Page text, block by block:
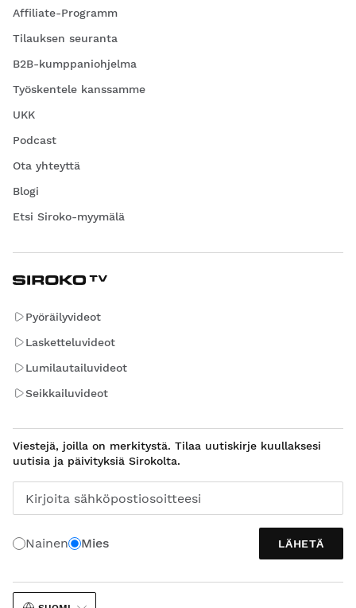
Affiliate-Programm
Tilauksen seuranta
B2B-kumppaniohjelma
Työskentele kanssamme
UKK
Podcast
Ota yhteyttä
Blogi
Etsi Siroko-myymälä
Pyöräilyvideot
Lasketteluvideot
Lumilautailuvideot
Seikkailuvideot
Viestejä, joilla on merkitystä. Tilaa uutiskirje kuullaksesi
uutisia ja päivityksiä Sirokolta.
Kirjoita sähköpostiosoitteesi
Nainen Mies LÄHETÄ